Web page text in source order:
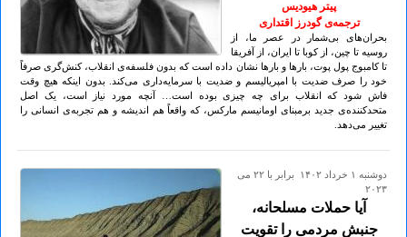
پیتر هیودیس
ترجمه‌ی گودرز اقتداری
بحران‌های بی‌شمار در عصر ما، از
روسیه تا چین، از کوبا تا ایران، از آفریقا
تا کامبوج پول پوت، بارها و بارها نشان داده است که بدون فلسفه‌ی انقلاب، کنش‌گری صرفاً
خود را صرف ضدیت با امپریالیسم و ضدیت با سرمایه‌داری می‌کند. بدون اینکه هیچ وقت
فاش شود که انقلاب برای چه چیزی بوده است… آنچه مورد نیاز است، یک اصل
متحدکننده‌ی جدید برمبنای اومانیسم مارکس، که واقعاً هم اندیشه و هم تجربه‌ی انسانی را
تغییر می‌دهد.
دوشنبه ۱ خرداد ۱۴۰۲ برابر با ۲۲ می
۲۰۲۳
آیا حملات مسلحانه،
جنبش مردمی را تقویت